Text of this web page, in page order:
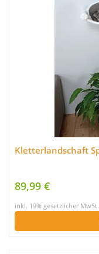
Kletterlandschaft
89,99 €
inkl. 19% gesetzlicher MwSt.